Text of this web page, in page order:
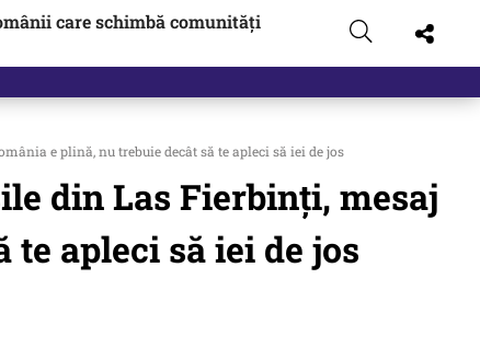
care schimbă comunități
e plină, nu trebuie decât să te apleci să iei de jos
din Las Fierbinți, mesaj
apleci să iei de jos